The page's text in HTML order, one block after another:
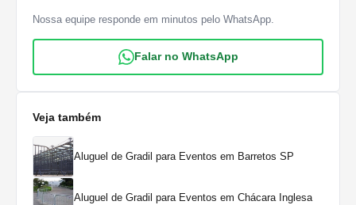
Nossa equipe responde em minutos pelo WhatsApp.
Falar no WhatsApp
Veja também
Aluguel de Gradil para Eventos em Barretos SP
Aluguel de Gradil para Eventos em Chácara Inglesa